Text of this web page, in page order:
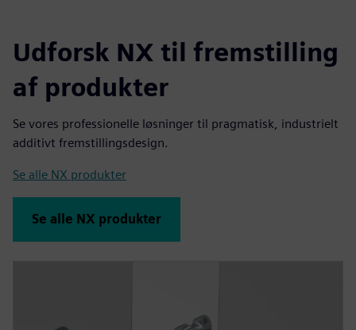
Udforsk NX til fremstilling
af produkter
Se vores professionelle løsninger til pragmatisk, industrielt
additivt fremstillingsdesign.
Se alle NX produkter
Se alle NX produkter